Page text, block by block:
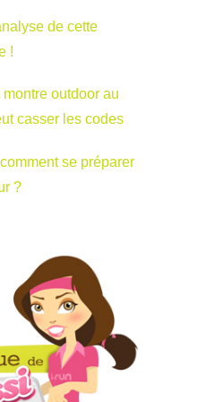
de cette
!
outdoor au
casser les codes
se préparer
?